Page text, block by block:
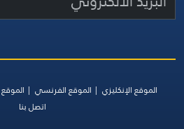
الموقع الإنكليزي الموقع الفرنسي
اتصل بنا